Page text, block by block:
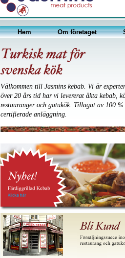
Hem Om företaget
Välkommen till Jasmins kebab. Vi är
över 20 års tid har vi levererat äkta kebab,
restauranger och gatukök. Tillagat av 100
certifierade anläggning.